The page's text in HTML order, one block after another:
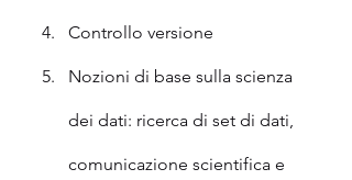
Controllo versione
Nozioni di base sulla scienza
dei dati: ricerca di set di dati,
comunicazione scientifica e